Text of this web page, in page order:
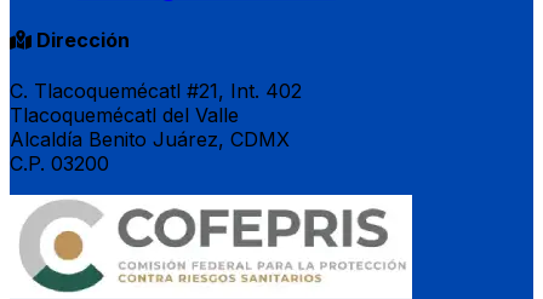
Dirección
C. Tlacoquemécatl #21, Int. 402
Tlacoquemécatl del Valle
Alcaldía Benito Juárez, CDMX
C.P. 03200